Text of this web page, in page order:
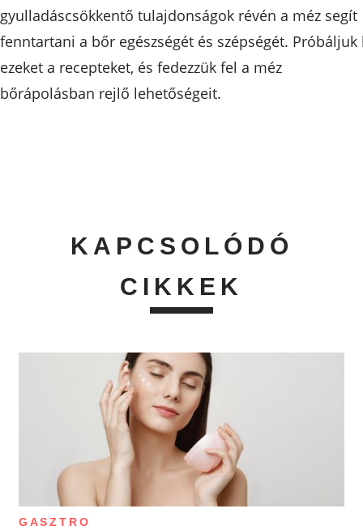
gyulladáscsökkentő tulajdonságok révén a méz segít
fenntartani a bőr egészségét és szépségét. Próbáljuk
ezeket a recepteket, és fedezzük fel a méz
bőrápolásban rejlő lehetőségeit.
KAPCSOLÓDÓ
CIKKEK
GASZTRO